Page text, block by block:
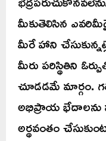
మీకుతెలిసిన
మీరే హాని
మీరు పరిస్థితిని
చూడడమే మార్గం.
అభిప్రాయ భేదాలను
అర్థవంతం